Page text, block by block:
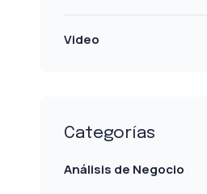
Video
Categorías
Análisis de Negocio